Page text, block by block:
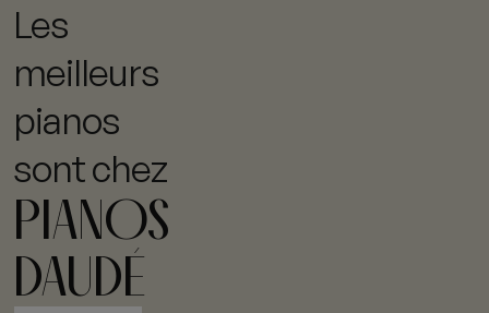
Les
meilleurs
pianos
sont chez
PIANOS
DAUDÉ